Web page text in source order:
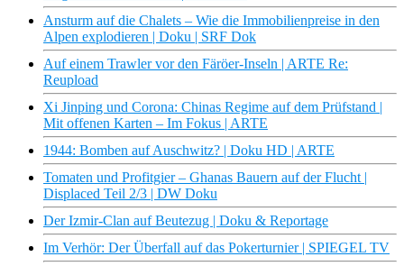
Ansturm auf die Chalets – Wie die Immobilienpreise in den
Alpen explodieren | Doku | SRF Dok
Auf einem Trawler vor den Färöer-Inseln | ARTE Re:
Reupload
Xi Jinping und Corona: Chinas Regime auf dem Prüfstand |
Mit offenen Karten – Im Fokus | ARTE
1944: Bomben auf Auschwitz? | Doku HD | ARTE
Tomaten und Profitgier – Ghanas Bauern auf der Flucht |
Displaced Teil 2/3 | DW Doku
Der Izmir-Clan auf Beutezug | Doku & Reportage
Im Verhör: Der Überfall auf das Pokerturnier | SPIEGEL TV